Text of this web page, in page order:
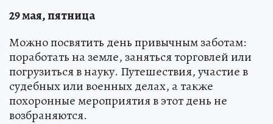
29 мая, пятница
Можно посвятить день привычным заботам:
поработать на земле, заняться торговлей или
погрузиться в науку. Путешествия, участие в
судебных или военных делах, а также
похоронные мероприятия в этот день не
возбраняются.